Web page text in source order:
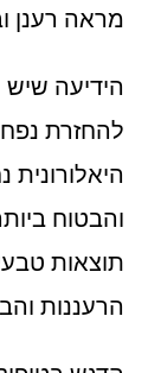
מראה רענן
הידיעה
להחזרת נפח
והבטוח
תוצאות
הרעננות